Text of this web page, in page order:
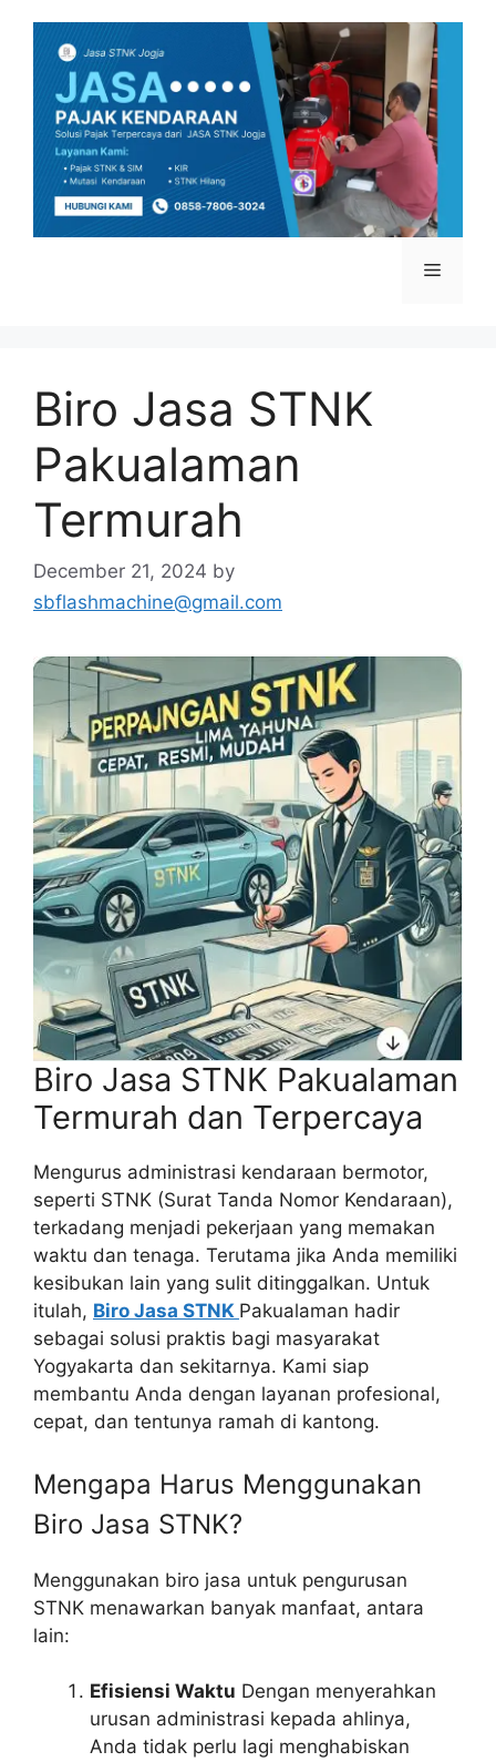
content
Menu
Biro Jasa STNK
Pakualaman
Termurah
December 21, 2024 by
sbflashmachine@gmail.com
Biro Jasa STNK Pakualaman
Termurah dan Terpercaya
Mengurus administrasi kendaraan bermotor,
seperti STNK (Surat Tanda Nomor Kendaraan),
terkadang menjadi pekerjaan yang memakan
waktu dan tenaga. Terutama jika Anda memiliki
kesibukan lain yang sulit ditinggalkan. Untuk
itulah, Biro Jasa STNK Pakualaman hadir
sebagai solusi praktis bagi masyarakat
Yogyakarta dan sekitarnya. Kami siap
membantu Anda dengan layanan profesional,
cepat, dan tentunya ramah di kantong.
Mengapa Harus Menggunakan
Biro Jasa STNK?
Menggunakan biro jasa untuk pengurusan
STNK menawarkan banyak manfaat, antara
lain:
Efisiensi Waktu Dengan menyerahkan
urusan administrasi kepada ahlinya,
Anda tidak perlu lagi menghabiskan